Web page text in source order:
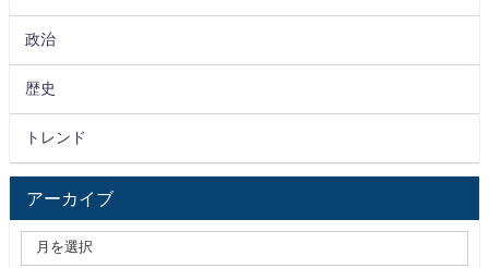
政治
歴史
トレンド
アーカイブ